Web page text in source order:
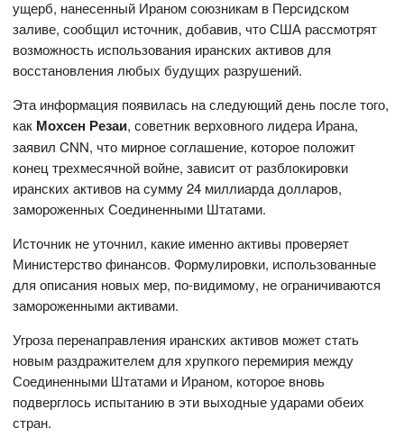
ущерб, нанесенный Ираном союзникам в Персидском
заливе, сообщил источник, добавив, что США рассмотрят
возможность использования иранских активов для
восстановления любых будущих разрушений.
Эта информация появилась на следующий день после того,
как Мохсен Резаи, советник верховного лидера Ирана,
заявил CNN, что мирное соглашение, которое положит
конец трехмесячной войне, зависит от разблокировки
иранских активов на сумму 24 миллиарда долларов,
замороженных Соединенными Штатами.
Источник не уточнил, какие именно активы проверяет
Министерство финансов. Формулировки, использованные
для описания новых мер, по-видимому, не ограничиваются
замороженными активами.
Угроза перенаправления иранских активов может стать
новым раздражителем для хрупкого перемирия между
Соединенными Штатами и Ираном, которое вновь
подверглось испытанию в эти выходные ударами обеих
стран.